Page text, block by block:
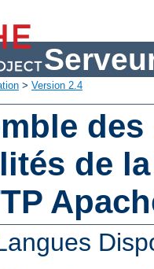
> Version 2.4
de